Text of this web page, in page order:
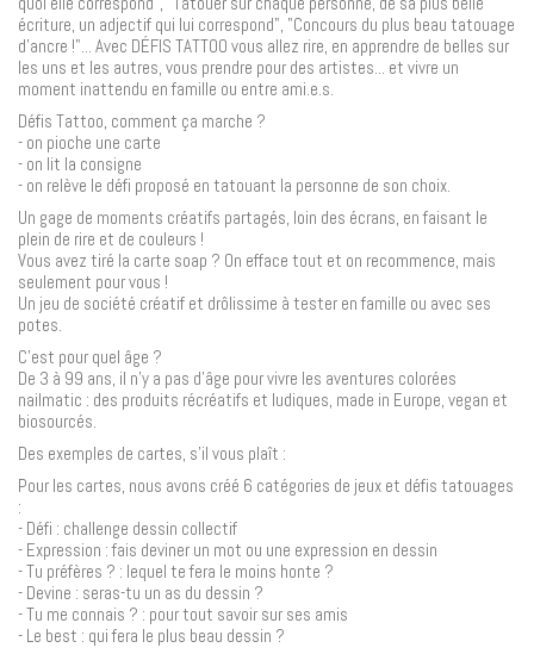
écriture, un adjectif qui lui correspond", "Concours du plus beau tatouage
d'ancre !"... Avec DÉFIS TATTOO vous allez rire, en apprendre de belles sur
les uns et les autres, vous prendre pour des artistes... et vivre un
moment inattendu en famille ou entre ami.e.s.
Défis Tattoo, comment ça marche ?
- on pioche une carte
- on lit la consigne
- on relève le défi proposé en tatouant la personne de son choix.
Un gage de moments créatifs partagés, loin des écrans, en faisant le
plein de rire et de couleurs !
Vous avez tiré la carte soap ? On efface tout et on recommence, mais
seulement pour vous !
Un jeu de société créatif et drôlissime à tester en famille ou avec ses
potes.
C’est pour quel âge ?
De 3 à 99 ans, il n'y a pas d'âge pour vivre les aventures colorées
nailmatic : des produits récréatifs et ludiques, made in Europe, vegan et
biosourcés.
Des exemples de cartes, s’il vous plaît :
Pour les cartes, nous avons créé 6 catégories de jeux et défis tatouages
:
- Défi : challenge dessin collectif
- Expression : fais deviner un mot ou une expression en dessin
- Tu préfères ? : lequel te fera le moins honte ?
- Devine : seras-tu un as du dessin ?
- Tu me connais ? : pour tout savoir sur ses amis
- Le best : qui fera le plus beau dessin ?